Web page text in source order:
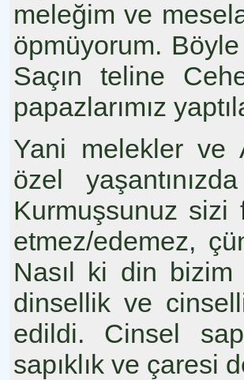
meleğim ve
öpmüyorum.
Saçın teline
papazlarımız
Yani melekler ve
özel
Kurmuşsunuz sizi
etmez/edemez,
Nasıl ki din
dinsellik ve
edildi. Cinsel
sapıklık ve çaresi